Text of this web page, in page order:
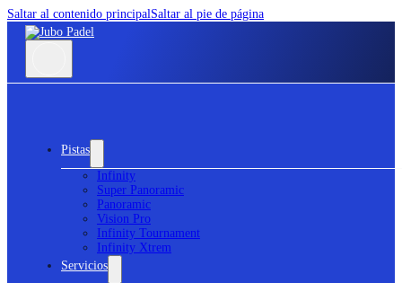
Saltar al contenido principalSaltar al pie de página
Pistas
Infinity
Super Panoramic
Panoramic
Vision Pro
Infinity Tournament
Infinity Xtrem
Servicios